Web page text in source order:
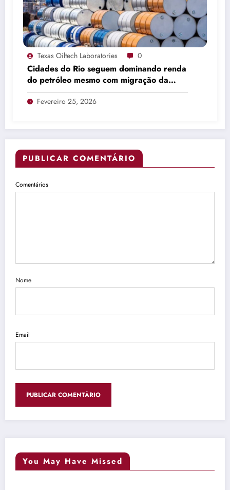
Texas Oiltech Laboratories 0
Cidades do Rio seguem dominando renda
do petróleo mesmo com migração da
produção
Fevereiro 25, 2026
PUBLICAR COMENTÁRIO
Comentários
Nome
Email
You May Have Missed